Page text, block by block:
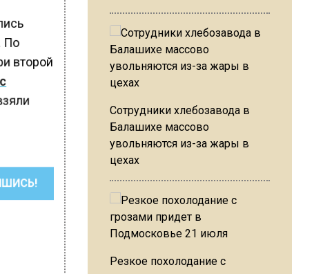
По
второй
Сотрудники хлебозавода в
Балашихе массово
увольняются из-за жары в
цехах
Резкое похолодание с